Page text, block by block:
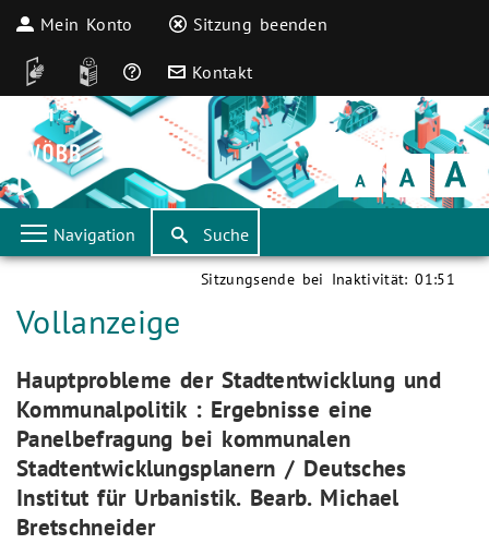
Mein Konto Sitzung beenden
DGS Leichte Sprache
Häufige Fragen
Kontakt
Schrift
klein Schrift
normal Schrift
groß
Navigation Suche
Sitzungsende bei Inaktivität: 01:51
Aktuelle Seite:
Vollanzeige
Aktuelle Seite:
Hauptprobleme der Stadtentwicklung und
Kommunalpolitik : Ergebnisse eine
Panelbefragung bei kommunalen
Stadtentwicklungsplanern / Deutsches
Institut für Urbanistik. Bearb. Michael
Bretschneider